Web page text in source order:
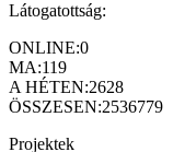
Látogatottság:
ONLINE:0
MA:119
A HÉTEN:2628
ÖSSZESEN:2536779
Projektek